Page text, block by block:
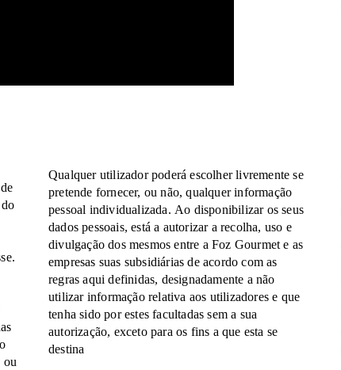
ou
Qualquer utilizador poderá escolher livremente se
pretende fornecer, ou não, qualquer informação
pessoal individualizada. Ao disponibilizar os seus
dados pessoais, está a autorizar a recolha, uso e
divulgação dos mesmos entre a Foz Gourmet e as
empresas suas subsidiárias de acordo com as
regras aqui definidas, designadamente a não
utilizar informação relativa aos utilizadores e que
tenha sido por estes facultadas sem a sua
autorização, exceto para os fins a que esta se
destina